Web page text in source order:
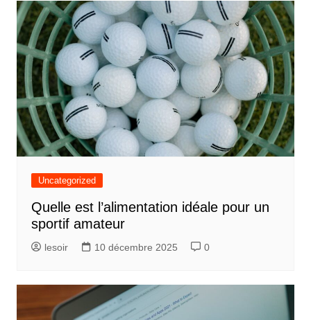
Uncategorized
Quelle est l’alimentation idéale pour un
sportif amateur
lesoir 10 décembre 2025 0